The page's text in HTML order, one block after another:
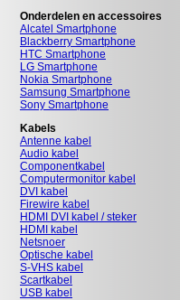
Onderdelen en accessoires
Alcatel Smartphone
Blackberry Smartphone
HTC Smartphone
LG Smartphone
Nokia Smartphone
Samsung Smartphone
Sony Smartphone
Kabels
Antenne kabel
Audio kabel
Componentkabel
Computermonitor kabel
DVI kabel
Firewire kabel
HDMI DVI kabel / steker
HDMI kabel
Netsnoer
Optische kabel
S-VHS kabel
Scartkabel
USB kabel